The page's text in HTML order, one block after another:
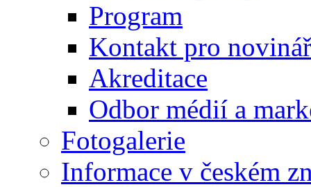
Program
Kontakt pro
Akreditace
Odbor médií a
Fotogalerie
Informace v českém